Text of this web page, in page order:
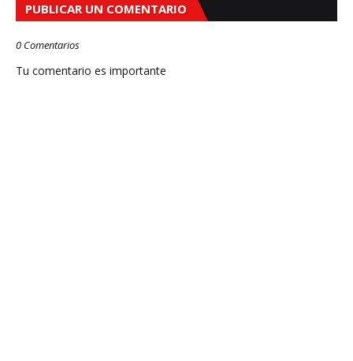
PUBLICAR UN COMENTARIO
0 Comentarios
Tu comentario es importante